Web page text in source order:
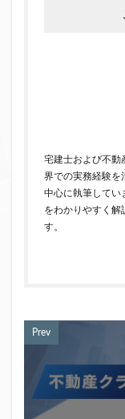
宅建士および不動
界での実務経験を
中心に執筆してい
をわかりやすく解
す。
Prev